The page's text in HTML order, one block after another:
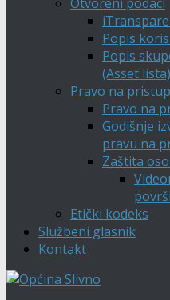
Popis
Popis
(Asset lista)
Pravo na
Pravo na
Godišnje
pravu na
Zaštita
Etički kodeks
Službeni glasnik
Kontakt